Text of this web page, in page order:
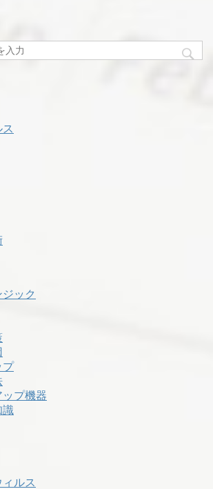
ック
プ
プ機器
識
ルス